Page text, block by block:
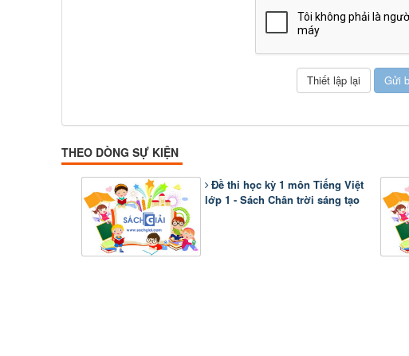
THEO DÒNG SỰ KIỆN
Đề thi học kỳ 1 môn Tiếng Việt
lớp 1 - Sách Chân trời sáng tạo